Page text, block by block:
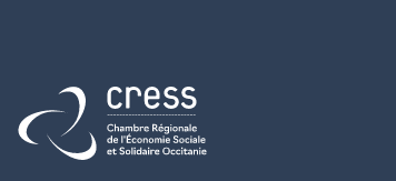
Retour à l'accueil